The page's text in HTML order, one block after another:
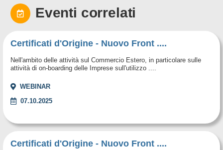
Eventi correlati
Certificati d'Origine - Nuovo Front ....
Nell'ambito delle attività sul Commercio Estero, in particolare sulle
attività di on-boarding delle Imprese sull'utilizzo ....
WEBINAR
07.10.2025
Certificati d'Origine - Nuovo Front ....